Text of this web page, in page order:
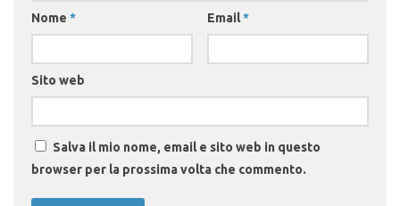
Nome * Email*
Sito web
Salva il mio nome, email e sito web in questo
browser per la prossima volta che commento.